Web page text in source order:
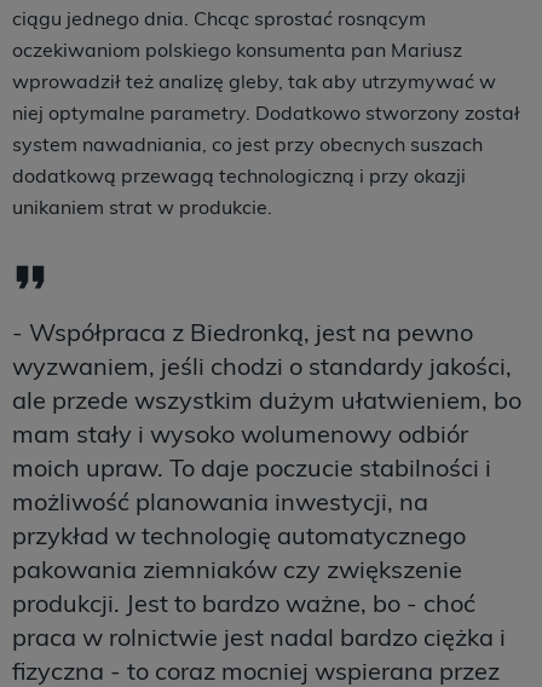
ciągu jednego dnia. Chcąc sprostać rosnącym
oczekiwaniom polskiego konsumenta pan Mariusz
wprowadził też analizę gleby, tak aby utrzymywać w
niej optymalne parametry. Dodatkowo stworzony został
system nawadniania, co jest przy obecnych suszach
dodatkową przewagą technologiczną i przy okazji
unikaniem strat w produkcie.
- Współpraca z Biedronką, jest na pewno
wyzwaniem, jeśli chodzi o standardy jakości,
ale przede wszystkim dużym ułatwieniem, bo
mam stały i wysoko wolumenowy odbiór
moich upraw. To daje poczucie stabilności i
możliwość planowania inwestycji, na
przykład w technologię automatycznego
pakowania ziemniaków czy zwiększenie
produkcji. Jest to bardzo ważne, bo - choć
praca w rolnictwie jest nadal bardzo ciężka i
fizyczna - to coraz mocniej wspierana przez